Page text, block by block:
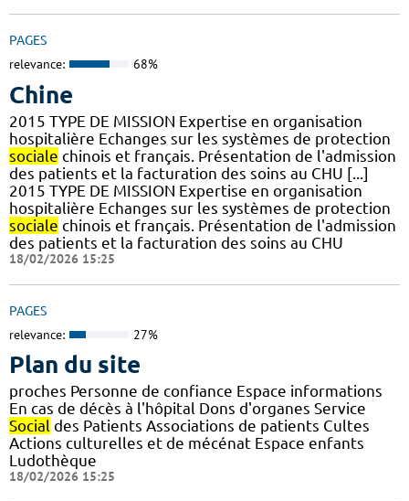
PAGES
relevance: 68%
Chine
2015 TYPE DE MISSION Expertise en organisation
hospitalière Echanges sur les systèmes de protection
sociale chinois et français. Présentation de l'admission
des patients et la facturation des soins au CHU [...]
2015 TYPE DE MISSION Expertise en organisation
hospitalière Echanges sur les systèmes de protection
sociale chinois et français. Présentation de l'admission
des patients et la facturation des soins au CHU
18/02/2026 15:25
PAGES
relevance: 27%
Plan du site
proches Personne de confiance Espace informations
En cas de décès à l'hôpital Dons d'organes Service
Social des Patients Associations de patients Cultes
Actions culturelles et de mécénat Espace enfants
Ludothèque
18/02/2026 15:25